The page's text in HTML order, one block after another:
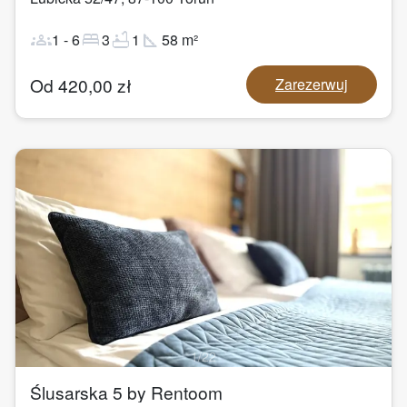
groups1 -6bed3bathtub1 square_foot 58 m²
Od 420,00 zł Zarezerwuj
1/22
Ślusarska 5 by Rentoom